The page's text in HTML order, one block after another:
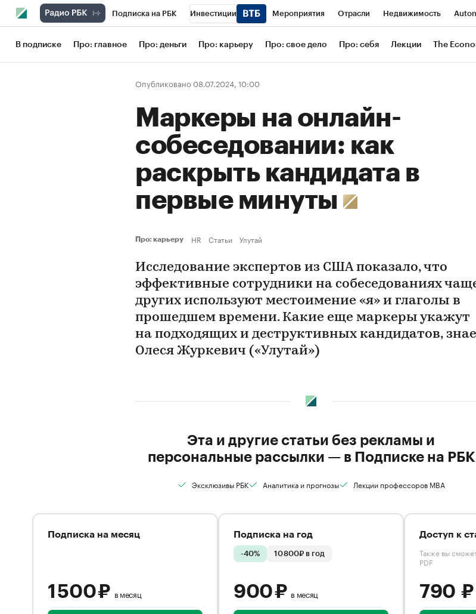
Подписка на РБК Инвестиции Мероприятия Отрасли Недвижимость
Школа управления РБК РБК Образование РБК Life Тренды Визионеры
Рынок наличной валюты
В подписке Про: главное Про: деньги Про: карьеру Про: свое дело Про: себя Лекции The
Опубликовано 08.07.2024, 10:00
Маркеры на онлайн-
собеседовании: как
раскрыть кандидата в
первые минуты
Про: карьеру HR Статьи Улутай
Исследование экспертов из США показало, что
эффективные сотрудники на собеседованиях
других используют местоимение «я» и глаголы в
прошедшем времени. Какие еще маркеры укажут
на подходящих и деструктивных кандидатов,
Олеся Журкевич («Улутай»)
Эта и другие статьи без рекламы и
персональные рассылки — в Подписке на РБК
Эксклюзивы РБК Аналитика и прогнозы Лекции профессоров MBA
Подписка на месяц
1 500 ₽ в месяц
Подписка на год
-40% 10 800₽ в год
900 ₽ в месяц
Доступ к
Также вы
PDF
790 ₽